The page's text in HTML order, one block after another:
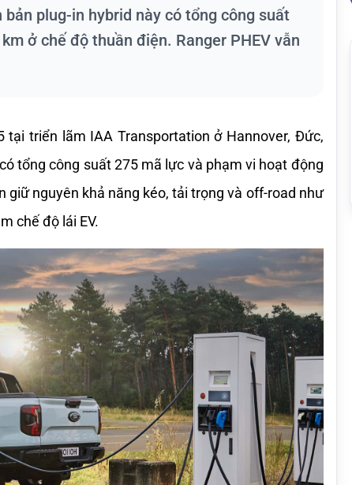
plug-in hybrid này có tổng công suất
ở chế độ thuần điện. Ranger PHEV vẫn
tại triển lãm IAA Transportation ở Hannover, Đức,
tổng công suất 275 mã lực và phạm vi hoạt động
giữ nguyên khả năng kéo, tải trọng và off-road như
chế độ lái EV.